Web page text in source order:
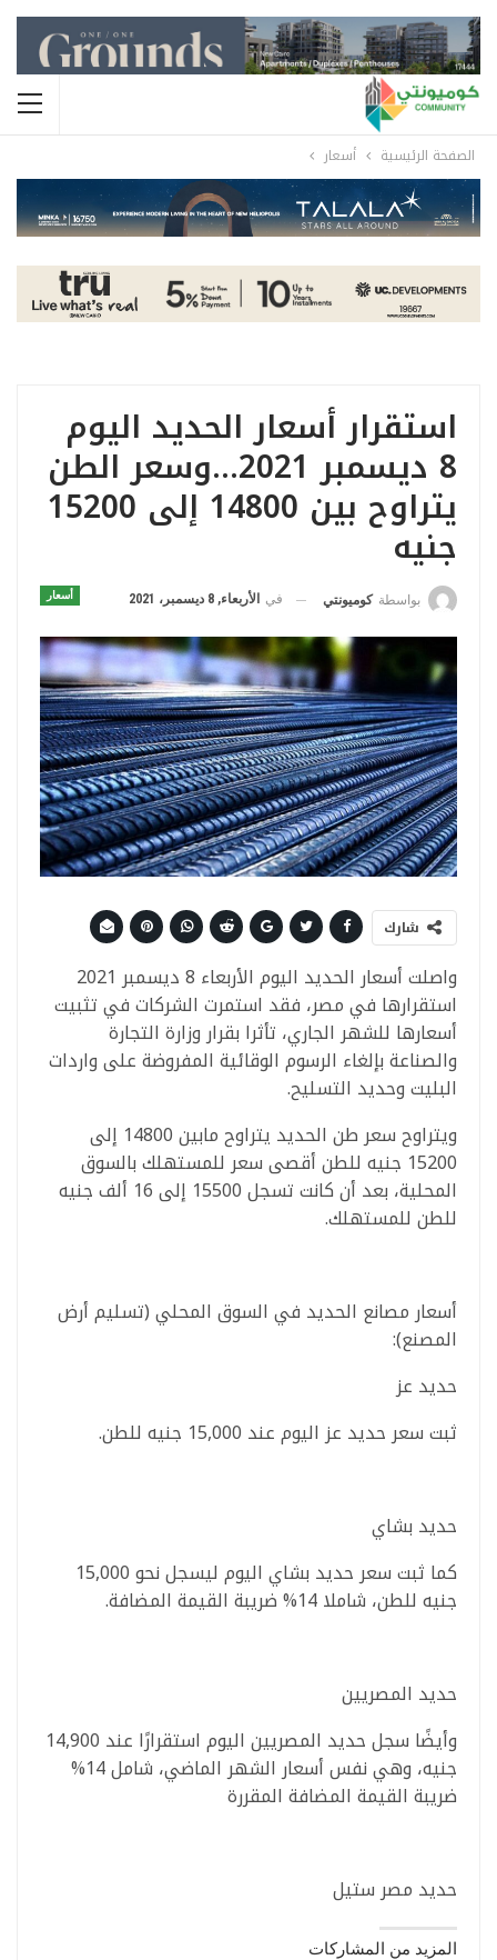
الصفحة الرئيسية أسعار
استقرار أسعار الحديد اليوم
8 ديسمبر 2021…وسعر الطن
يتراوح بين 14800 إلى 15200
جنيه
أسعار بواسطة كوميونتي في الأربعاء, 8 ديسمبر، 2021
شارك
واصلت أسعار الحديد اليوم الأربعاء 8 ديسمبر 2021
استقرارها في مصر، فقد استمرت الشركات في تثبيت
أسعارها للشهر الجاري، تأثرا بقرار وزارة التجارة
والصناعة بإلغاء الرسوم الوقائية المفروضة على واردات
البليت وحديد التسليح.
ويتراوح سعر طن الحديد يتراوح مابين 14800 إلى
15200 جنيه للطن أقصى سعر للمستهلك بالسوق
المحلية، بعد أن كانت تسجل 15500 إلى 16 ألف جنيه
للطن للمستهلك.
أسعار مصانع الحديد في السوق المحلي (تسليم أرض
المصنع):
حديد عز
ثبت سعر حديد عز اليوم عند 15,000 جنيه للطن.
حديد بشاي
كما ثبت سعر حديد بشاي اليوم ليسجل نحو 15,000
جنيه للطن، شاملا 14% ضريبة القيمة المضافة.
حديد المصريين
وأيضًا سجل حديد المصريين اليوم استقرارًا عند 14,900
جنيه، وهي نفس أسعار الشهر الماضي، شامل 14%
ضريبة القيمة المضافة المقررة
حديد مصر ستيل
المزيد من المشاركات